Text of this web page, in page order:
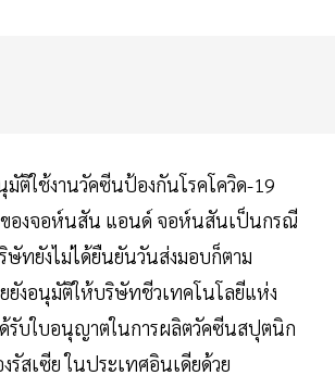
ติใช้งานวัคซีนป้องกันโรคโควิด-19
ของจอห์นสัน แอนด์ จอห์นสันเป็นกรณี
ษัทยังไม่ได้ยืนยันวันส่งมอบก็ตาม
ยังอนุมัติให้บริษัทชีวเทคโนโลยีแห่ง
รับใบอนุญาตในการผลิตวัคซีนสปุตนิก
รัสเซีย ในประเทศอินเดียด้วย